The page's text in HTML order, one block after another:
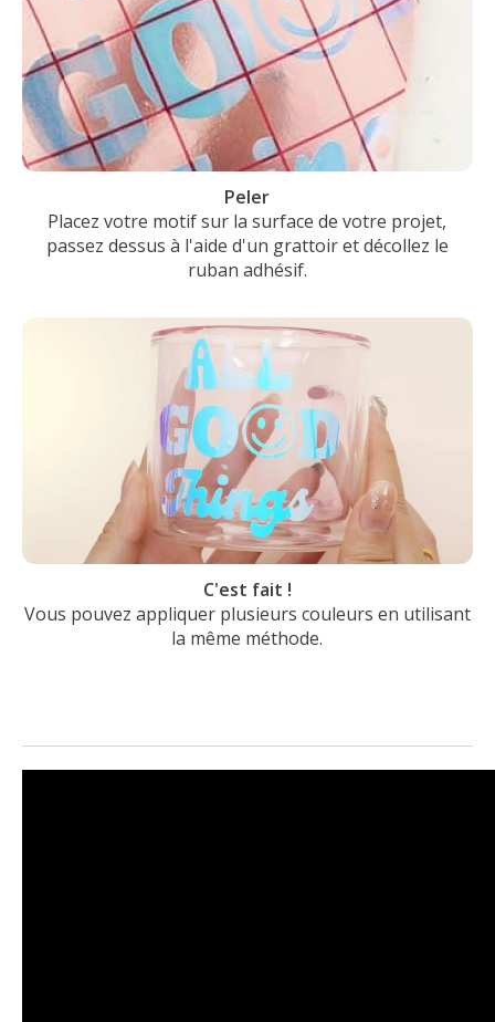
Peler
Placez votre motif sur la surface de votre projet,
passez dessus à l'aide d'un grattoir et décollez le
ruban adhésif.
C'est fait !
Vous pouvez appliquer plusieurs couleurs en utilisant
la même méthode.